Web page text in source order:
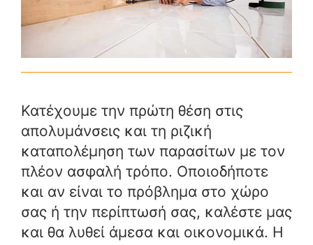
Κατέχουμε την πρώτη θέση στις
απολυμάνσεις και τη ριζική
καταπολέμηση των παρασίτων με τον
πλέον ασφαλή τρόπο. Οποιοδήποτε
και αν είναι το πρόβλημα στο χώρο
σας ή την περίπτωσή σας, καλέστε μας
και θα λυθεί άμεσα και οικονομικά. Η